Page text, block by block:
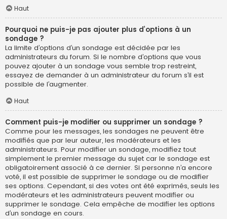
Haut
Pourquoi ne puis-je pas ajouter plus d’options à un
sondage ?
La limite d’options d’un sondage est décidée par les
administrateurs du forum. Si le nombre d’options que vous
pouvez ajouter à un sondage vous semble trop restreint,
essayez de demander à un administrateur du forum s’il est
possible de l’augmenter.
Haut
Comment puis-je modifier ou supprimer un sondage ?
Comme pour les messages, les sondages ne peuvent être
modifiés que par leur auteur, les modérateurs et les
administrateurs. Pour modifier un sondage, modifiez tout
simplement le premier message du sujet car le sondage est
obligatoirement associé à ce dernier. Si personne n’a encore
voté, il est possible de supprimer le sondage ou de modifier
ses options. Cependant, si des votes ont été exprimés, seuls les
modérateurs et les administrateurs peuvent modifier ou
supprimer le sondage. Cela empêche de modifier les options
d’un sondage en cours.